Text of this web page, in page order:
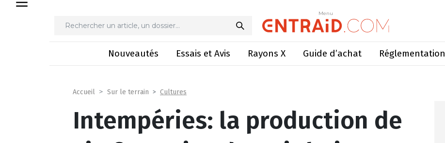
Menu
Nouveautés Essais et Avis Rayons X Guide d’achat Réglementation
Menu
Intempéries: la production de vin française devrait baisser de 8% en 2016
Accueil Sur le terrain Cultures
Intempéries: la production de